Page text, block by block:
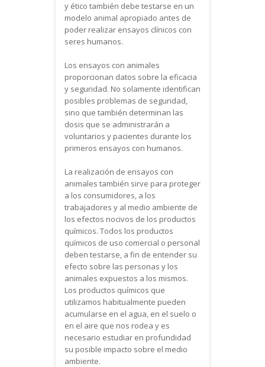
y ético también debe testarse en un
modelo animal apropiado antes de
poder realizar ensayos clínicos con
seres humanos.
Los ensayos con animales
proporcionan datos sobre la eficacia
y seguridad. No solamente identifican
posibles problemas de seguridad,
sino que también determinan las
dosis que se administrarán a
voluntarios y pacientes durante los
primeros ensayos con humanos.
La realización de ensayos con
animales también sirve para proteger
a los consumidores, a los
trabajadores y al medio ambiente de
los efectos nocivos de los productos
químicos. Todos los productos
químicos de uso comercial o personal
deben testarse, a fin de entender su
efecto sobre las personas y los
animales expuestos a los mismos.
Los productos químicos que
utilizamos habitualmente pueden
acumularse en el agua, en el suelo o
en el aire que nos rodea y es
necesario estudiar en profundidad
su posible impacto sobre el medio
ambiente.